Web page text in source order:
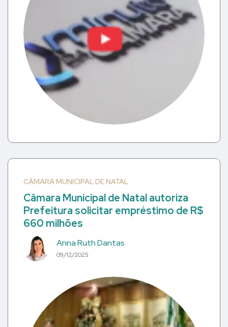
CÂMARA MUNICIPAL DE NATAL
Câmara Municipal de Natal autoriza
Prefeitura solicitar empréstimo de R$
660 milhões
Anna Ruth Dantas
09/12/2025